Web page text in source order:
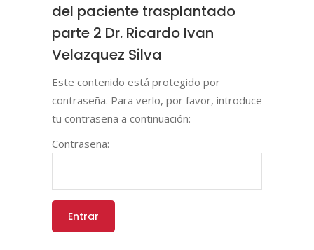
del paciente trasplantado
parte 2 Dr. Ricardo Ivan
Velazquez Silva
Este contenido está protegido por
contraseña. Para verlo, por favor, introduce
tu contraseña a continuación:
Contraseña: